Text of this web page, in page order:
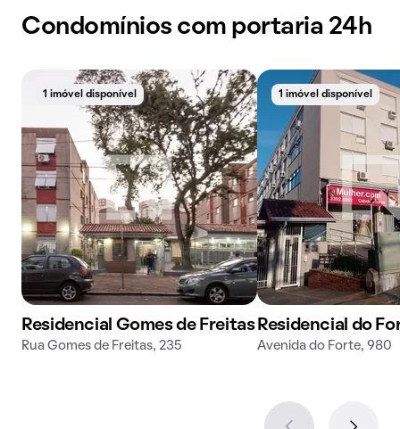
Condomínios com portaria 24h
1 imóvel disponível
Residencial Gomes de Freitas
Rua Gomes de Freitas, 235
1 imóvel disponível
Residencial do
Avenida do Forte, 980